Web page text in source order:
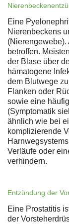
Eine
Nierenbeckens
(Nierengewebe).
betroffen.
der Blase über
hämatogene
dem Blutwege
Flanken oder
sowie eine
(Symptomatik
ähnlich wie bei
komplizierende
Verläufe oder
verhindern.
Entzündung der
Eine Prostatitis
der